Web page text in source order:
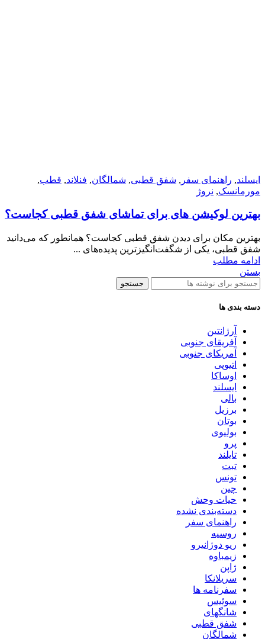
ایسلند, راهنمای سفر , شفق قطبی, شمالگان, فنلاند, قطب,
مورمانسک, نروژ
بهترین لوکیشن‌ های برای تماشای شفق قطبی کجاست؟
بهترین مکان برای دیدن شفق قطبی کجاست؟ همانطور که می‌دانید
شفق قطبی، یکی از شگفت‌انگیزترین پدیده‌های ...
ادامه مطلب
بستن
جستجو
دسته بندی ها
آرژانتین
آفریقای جنوبی
آمریکای جنوبی
اتیوپی
اوساکا
ایسلند
بالی
برزیل
بوتان
بولیوی
پرو
تایلند
تبت
تونس
چین
حیات وحش
دسته‌بندی نشده
راهنمای سفر
روسیه
ریو دوژانیرو
زیمباوه
ژاپن
سریلانکا
سفرنامه ها
سوئیس
شانگهای
شفق قطبی
شمالگان